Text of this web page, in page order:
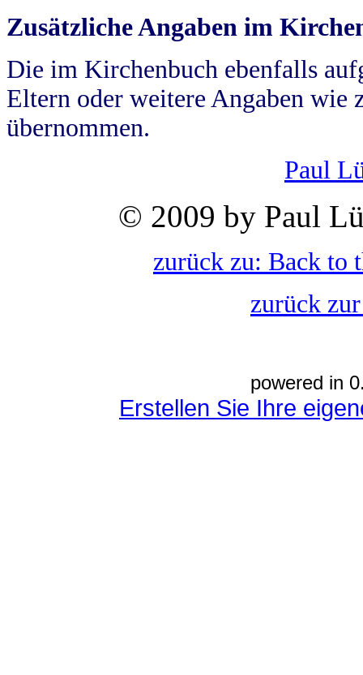
Zusätzliche Angaben im
Die im Kirchenbuch ebenfalls
Eltern oder weitere Angaben wie
übernommen.
Paul
© 2009 by Paul
zurück zu: Back to
zurück
powered in
Erstellen Sie Ihre